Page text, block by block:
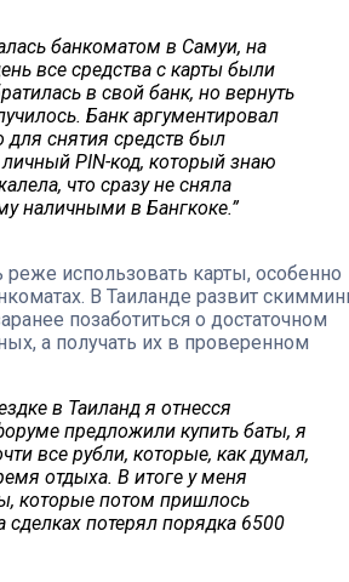
банкоматом в Самуи, на
все средства с карты были
в свой банк, но вернуть
Банк аргументировал
для снятия средств был
PIN-код, который знаю
что сразу не сняла
наличными в Бангкоке.”
реже использовать карты, особенно
В Таиланде развит
позаботиться о достаточном
а получать их в проверенном
в Таиланд я отнесся
предложили купить баты, я
все рубли, которые, как думал,
отдыха. В итоге у меня
которые потом пришлось
сделках потерял порядка 6500